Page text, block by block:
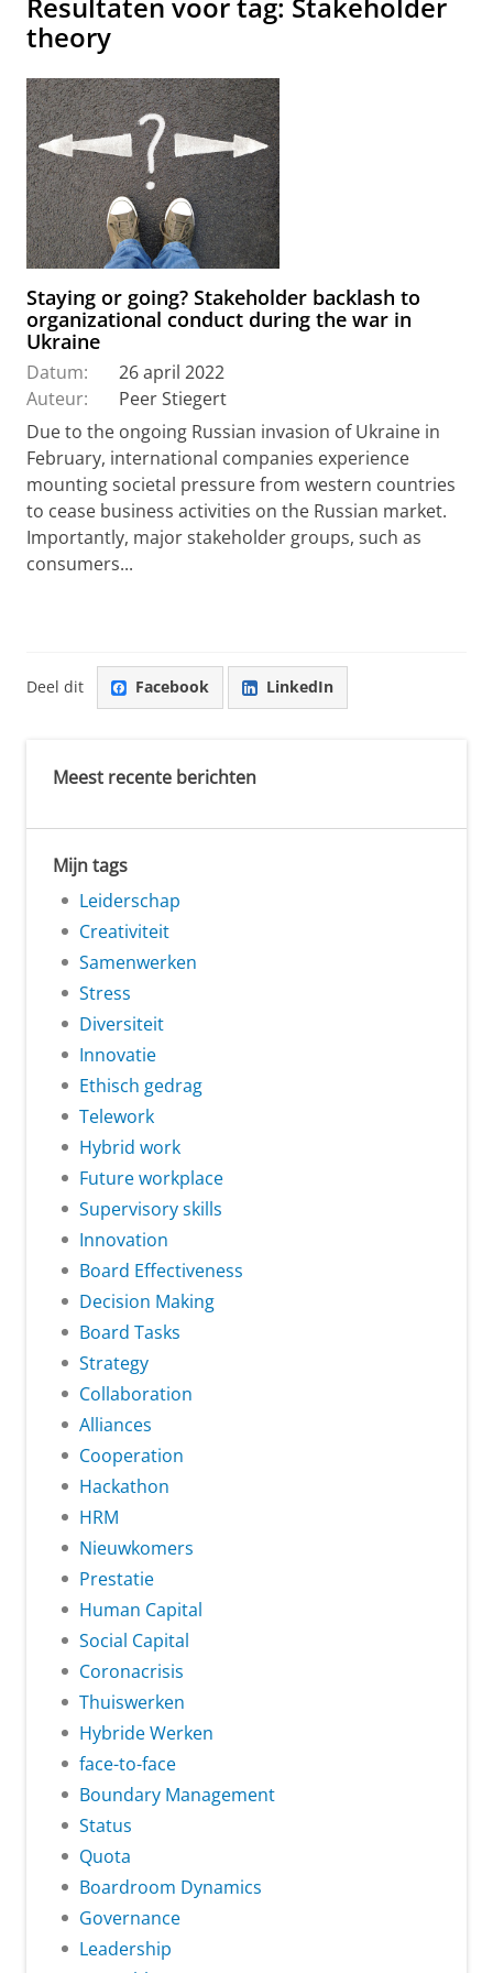
Resultaten voor tag: Stakeholder
theory
Staying or going? Stakeholder backlash to
organizational conduct during the war in
Ukraine
Datum:
26 april 2022
Auteur:
Peer Stiegert
Due to the ongoing Russian invasion of Ukraine in
February, international companies experience
mounting societal pressure from western countries
to cease business activities on the Russian market.
Importantly, major stakeholder groups, such as
consumers...
Deel dit Facebook LinkedIn
Meest recente berichten
Mijn tags
Leiderschap
Creativiteit
Samenwerken
Stress
Diversiteit
Innovatie
Ethisch gedrag
Telework
Hybrid work
Future workplace
Supervisory skills
Innovation
Board Effectiveness
Decision Making
Board Tasks
Strategy
Collaboration
Alliances
Cooperation
Hackathon
HRM
Nieuwkomers
Prestatie
Human Capital
Social Capital
Coronacrisis
Thuiswerken
Hybride Werken
face-to-face
Boundary Management
Status
Quota
Boardroom Dynamics
Governance
Leadership